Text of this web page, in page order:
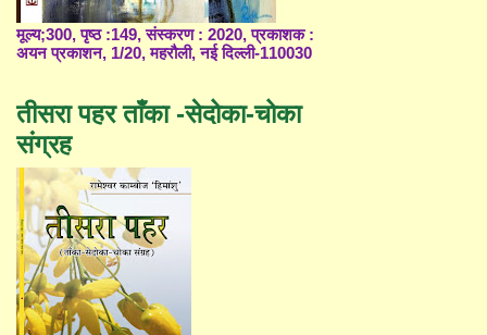
मूल्य;300, पृष्ठ :149, संस्करण : 2020, प्रकाशक :
अयन प्रकाशन, 1/20, महरौली, नई दिल्ली-110030
तीसरा पहर ताँका -सेदोका-चोका
संग्रह